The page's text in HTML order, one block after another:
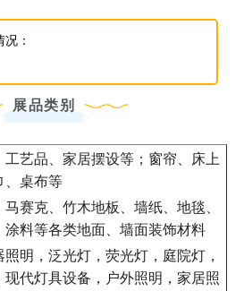
：
展品类别
工艺品、家居摆设等；窗帘、床上
、桌布等
赛克、竹木地板、墙纸、地毯、
涂料等各类地面、墙面装饰材料
照明，泛光灯，荧光灯，庭院灯，
现代灯具设备，户外照明，家居照